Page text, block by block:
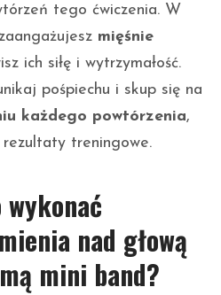
tego ćwiczenia. W
mięśnie
ich siłę i wytrzymałość.
pośpiechu i skup się na
każdego powtórzenia,
treningowe.
wykonać
nad głową
mini band?